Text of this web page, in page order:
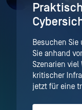
Besuchen Sie
Sie anhand
Szenarien
kritischer
jetzt für eine